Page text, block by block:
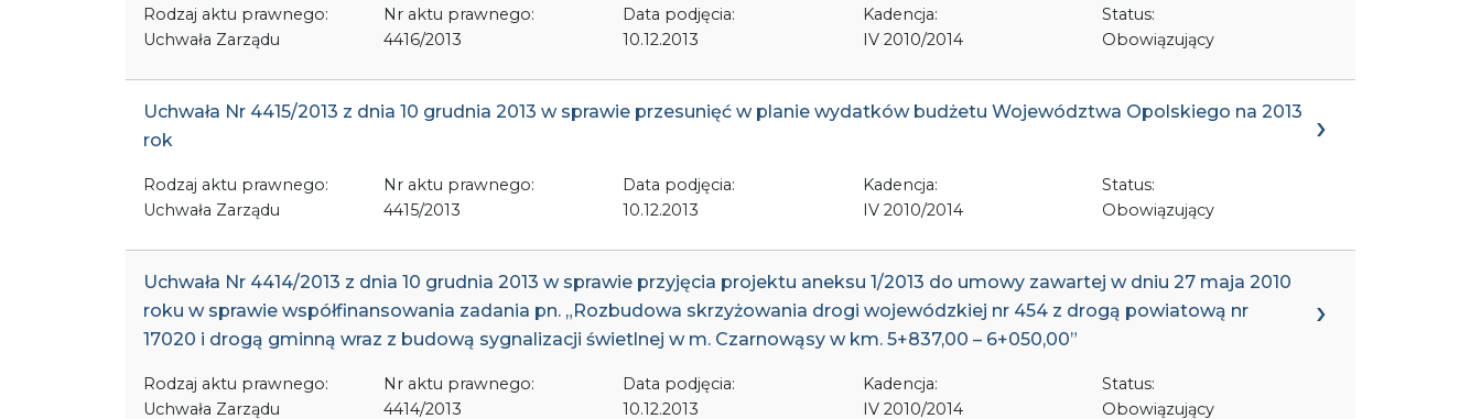
Rodzaj aktu prawnego:
Uchwała Zarządu
Nr aktu prawnego:
4416/2013
Data podjęcia:
10.12.2013
Kadencja:
IV 2010/2014
Status:
Obowiązujący
Uchwała Nr 4415/2013 z dnia 10 grudnia 2013 w sprawie przesunięć w planie wydatków budżetu Województwa Opolskiego na 2013
rok
Rodzaj aktu prawnego:
Uchwała Zarządu
Nr aktu prawnego:
4415/2013
Data podjęcia:
10.12.2013
Kadencja:
IV 2010/2014
Status:
Obowiązujący
Uchwała Nr 4414/2013 z dnia 10 grudnia 2013 w sprawie przyjęcia projektu aneksu 1/2013 do umowy zawartej w dniu 27 maja 2010
roku w sprawie współfinansowania zadania pn. „Rozbudowa skrzyżowania drogi wojewódzkiej nr 454 z drogą powiatową nr
17020 i drogą gminną wraz z budową sygnalizacji świetlnej w m. Czarnowąsy w km. 5+837,00 – 6+050,00”
Rodzaj aktu prawnego:
Uchwała Zarządu
Nr aktu prawnego:
4414/2013
Data podjęcia:
10.12.2013
Kadencja:
IV 2010/2014
Status:
Obowiązujący